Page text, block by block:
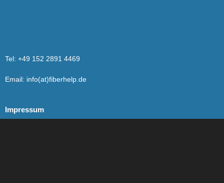
Tel: +49 152 2891 4469
Email: info(at)fiberhelp.de
Impressum